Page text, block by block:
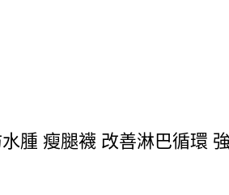
腫 瘦腿襪 改善淋巴循環